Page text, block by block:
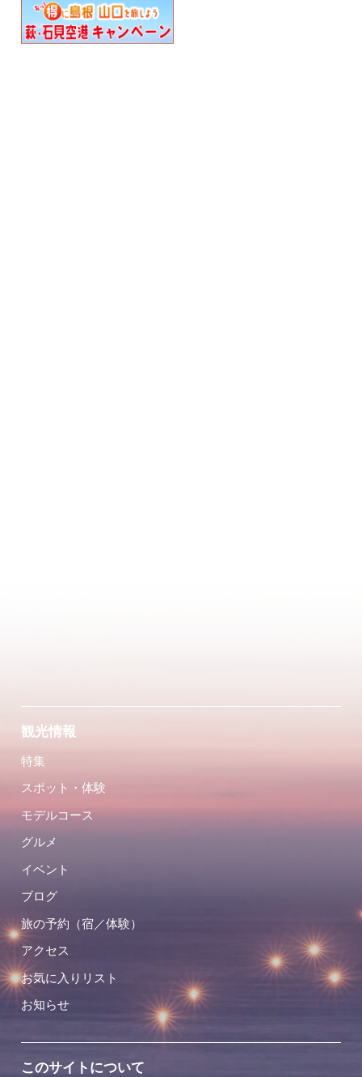
観光情報
特集
スポット・体験
モデルコース
グルメ
イベント
ブログ
旅の予約（宿／体験）
アクセス
お気に入りリスト
お知らせ
このサイトについて